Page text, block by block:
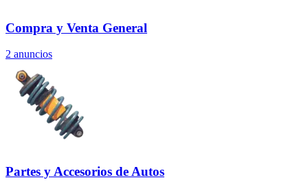
Compra y Venta General
2 anuncios
Partes y Accesorios de Autos